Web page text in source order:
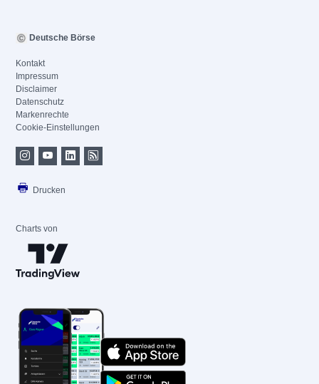
Deutsche Börse
Kontakt
Impressum
Disclaimer
Datenschutz
Markenrechte
Cookie-Einstellungen
Drucken
Charts von